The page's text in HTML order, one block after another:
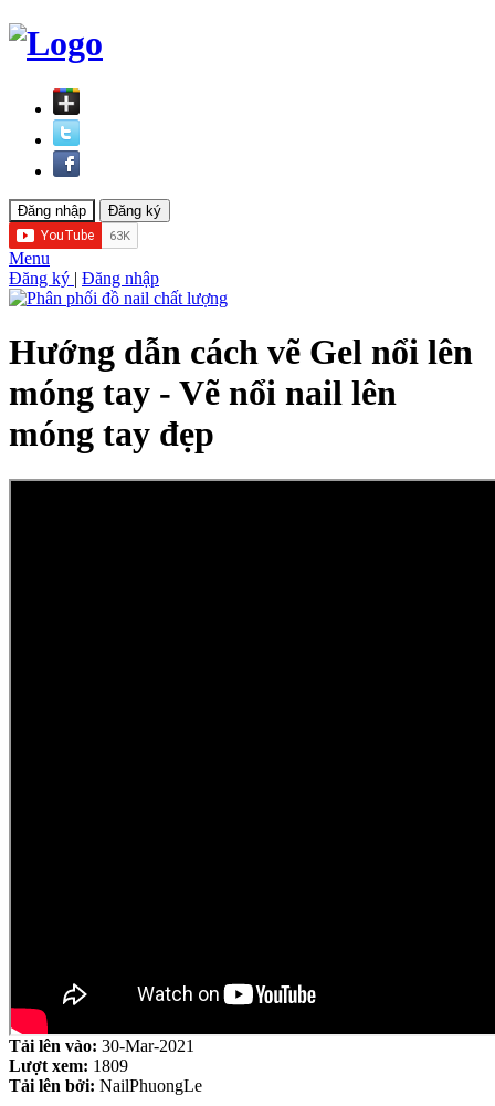
Menu
Đăng ký | Đăng nhập
Hướng dẫn cách vẽ Gel nổi lên
móng tay - Vẽ nổi nail lên
móng tay đẹp
Tải lên vào: 30-Mar-2021
Lượt xem: 1809
Tải lên bởi: NailPhuongLe